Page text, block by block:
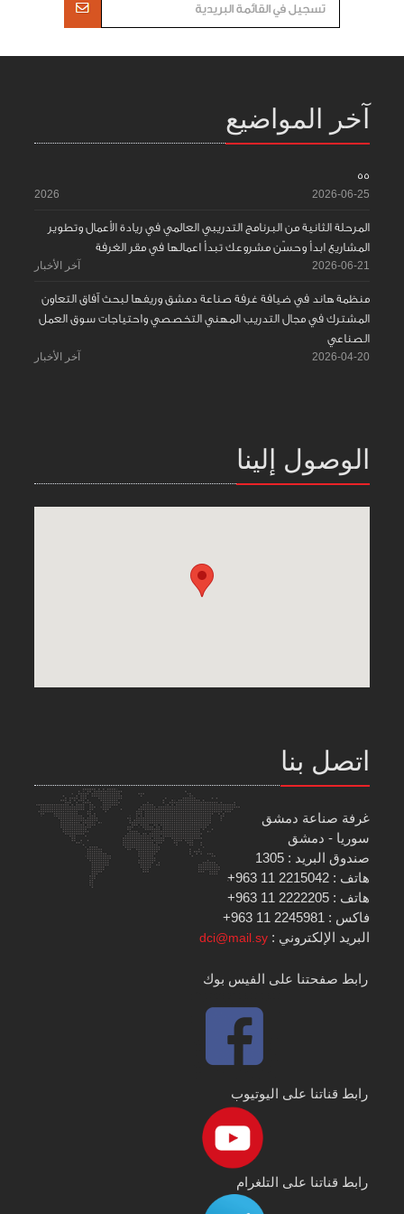
آخر المواضيع
55
2026-06-25
2026
المرحلة الثانية من البرنامج التدريبي العالمي في ريادة الأعمال وتطوير
المشاريع ابدأ وحسّن مشروعك تبدأ اعمالها في مقر الغرفة
2026-06-21 آخر الأخبار
منظمة هاند في ضيافة غرفة صناعة دمشق وريفها لبحث آفاق التعاون
المشترك في مجال التدريب المهني التخصصي واحتياجات سوق العمل
الصناعي
2026-04-20 آخر الأخبار
الوصول إلينا
اتصل بنا
غرفة صناعة دمشق
سوريا - دمشق
صندوق البريد : 1305
هاتف : 2215042 11 963+
هاتف : 2222205 11 963+
فاكس : 2245981 11 963+
البريد الإلكتروني :dci@mail.sy
رابط صفحتنا على الفيس بوك
رابط قناتنا على اليوتيوب
رابط قناتنا على التلغرام